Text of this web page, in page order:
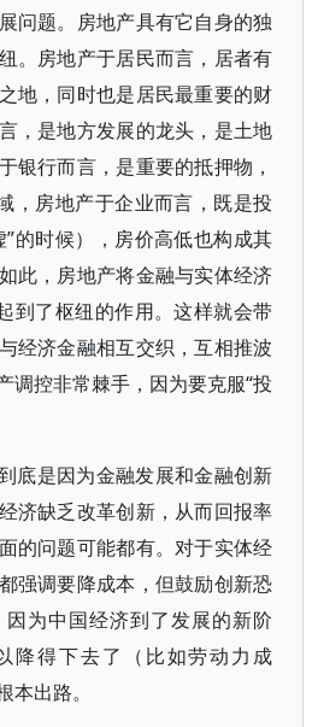
问题。房地产具有它自身的独
。房地产于居民而言，居者有
地，同时也是居民最重要的财
，是地方发展的龙头，是土地
银行而言，是重要的抵押物，
，房地产于企业而言，既是投
的时候），房价高低也构成其
此，房地产将金融与实体经济
到了枢纽的作用。这样就会带
经济金融相互交织，互相推波
调控非常棘手，因为要克服“投
底是因为金融发展和金融创新
济缺乏改革创新，从而回报率
的问题可能都有。对于实体经
强调要降成本，但鼓励创新恐
为中国经济到了发展的新阶
降得下去了（比如劳动力成
出路。